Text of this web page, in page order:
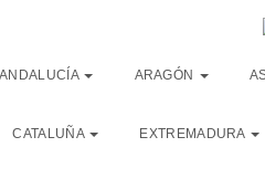
ANDALUCÍA ARAGÓN
CATALUÑA EXTREMADURA
Índice de
Semana Santa